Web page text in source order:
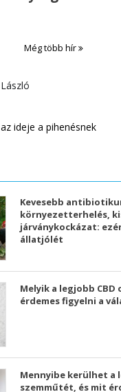
Még több hír
Kevesebb
környezetterhelés,
járványkockázat:
állatjólét
Melyik a legjobb CBD
érdemes figyelni a
Mennyibe kerülhet a
szemműtét, és mit